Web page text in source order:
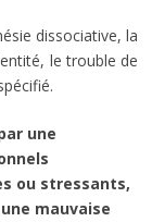
dissociative, la
le trouble de
une
ou stressants,
mauvaise